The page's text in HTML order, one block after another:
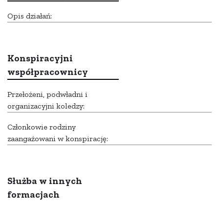
Opis działań:
Konspiracyjni
współpracownicy
Przełożeni, podwładni i
organizacyjni koledzy:
Członkowie rodziny
zaangażowani w konspirację:
Służba w innych
formacjach